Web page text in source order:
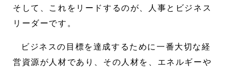
そして、これをリードするのが、人事とビジネス
リーダーです。
ビジネスの目標を達成するために一番大切な経
営資源が人材であり、その人材を、エネルギーや